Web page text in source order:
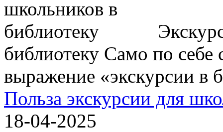
библиотеку Само по себе
выражение «экскурсии в
Польза экскурсии для
18-04-2025